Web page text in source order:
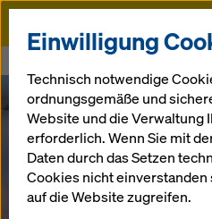
Doka
Doka Training Schweiz
Einwilligung
Technisch notwendige
ordnungsgemäße und
Website und die Verwaltung
erforderlich. Wenn Sie mit
Daten durch das Setzen
Cookies nicht einverstanden
auf die Website zugreifen.